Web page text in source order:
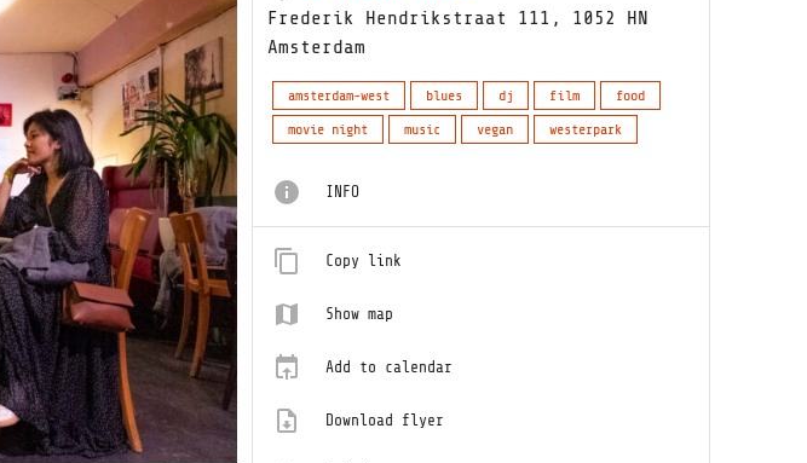
Frederik Hendrikstraat 111, 1052 HN
Amsterdam
amsterdam-west blues dj film
food
movie night
music vegan westerpark
INFO
Copy link
Show map
Add to calendar
Download flyer